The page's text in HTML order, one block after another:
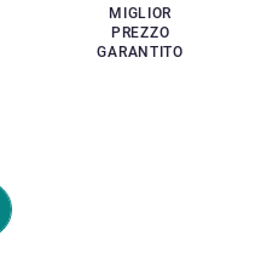
MIGLIOR
PREZZO
GARANTITO